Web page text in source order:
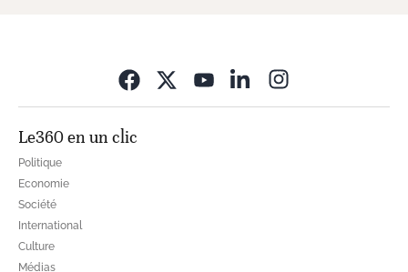
Le360 en un clic
Politique
Economie
Société
International
Culture
Médias